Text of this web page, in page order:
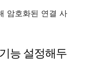
암호화된 연결 사
능 설정해두